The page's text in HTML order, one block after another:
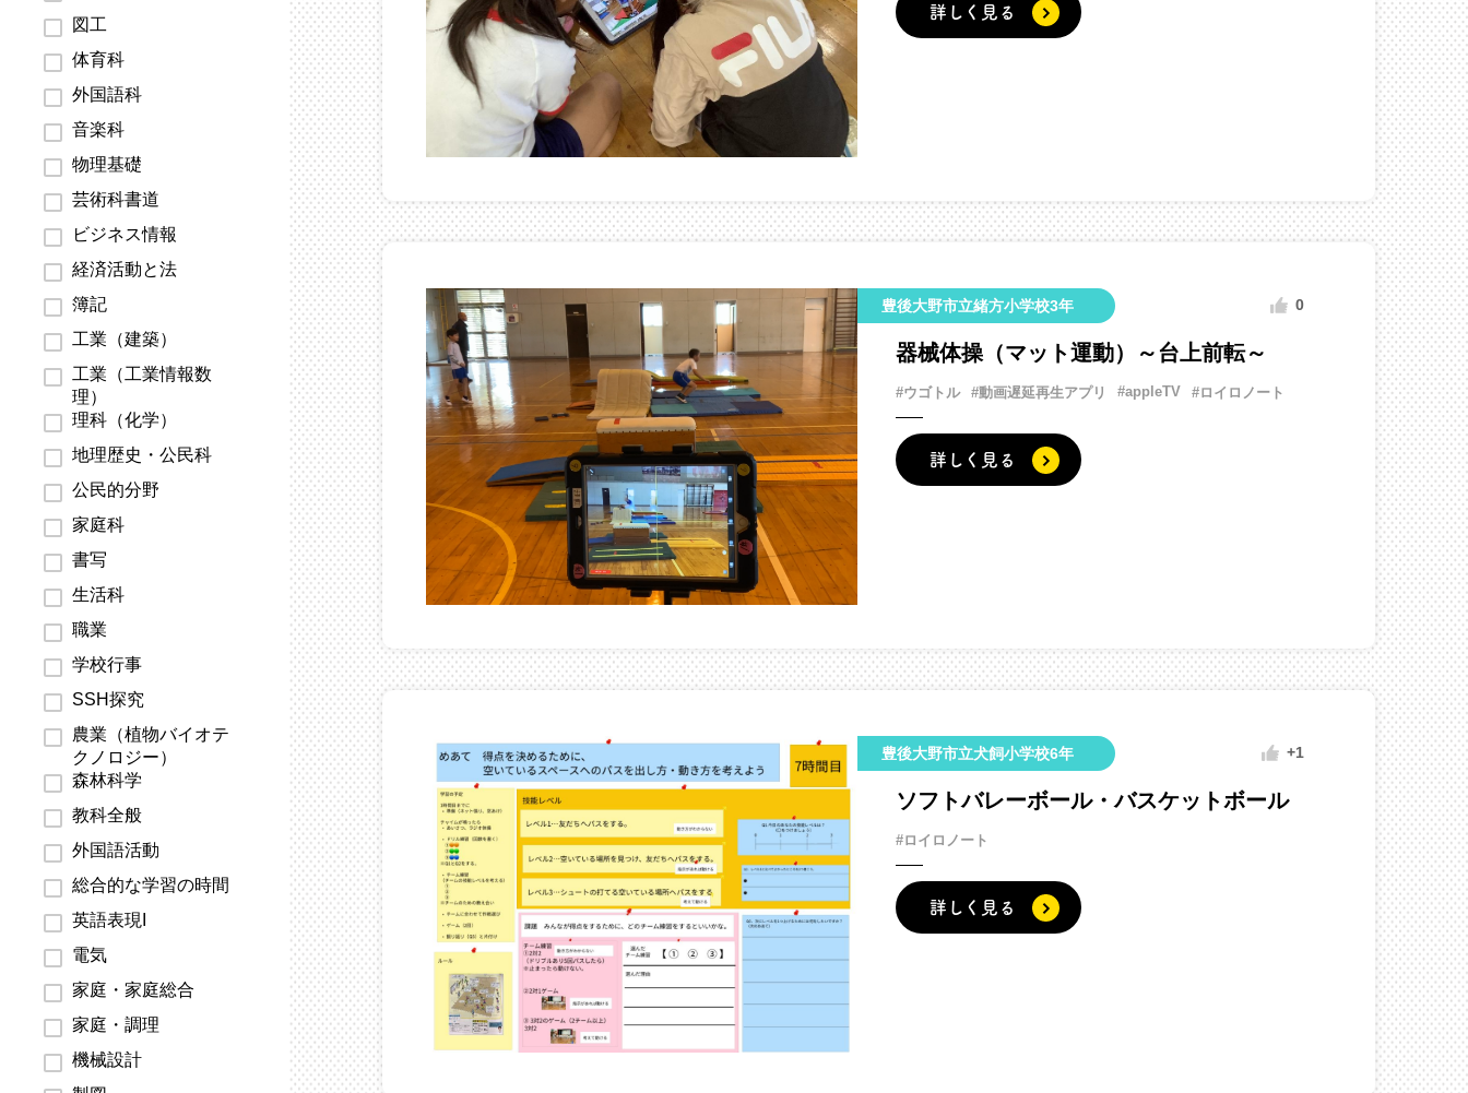
図工
体育科
外国語科
音楽科
物理基礎
芸術科書道
ビジネス情報
経済活動と法
簿記
工業（建築）
工業（工業情報数
理）
理科（化学）
地理歴史・公民科
公民的分野
家庭科
書写
生活科
職業
学校行事
SSH探究
農業（植物バイオテ
クノロジー）
森林科学
教科全般
外国語活動
総合的な学習の時間
英語表現I
電気
家庭・家庭総合
家庭・調理
機械設計
詳しく見る
豊後大野市立緒方小学校3年 0
器械体操（マット運動）～台上前転～
#ウゴトル #動画遅延再生アプリ #appleTV #ロイロノート
詳しく見る
豊後大野市立犬飼小学校6年 +1
ソフトバレーボール・バスケットボール
#ロイロノート
詳しく見る